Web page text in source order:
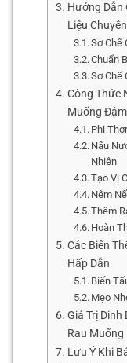
Hướng Dẫn
Liệu
Sơ Chế
Chuẩn
Sơ Chế
Công Thức
Muống
Phi
Nấu
Nhiên
Tạo Vị
Nêm
Thêm
Hoàn
Các Biến
Hấp Dẫn
Biến
Mẹo
Giá Trị Dinh
Rau Muống
Lưu Ý Khi